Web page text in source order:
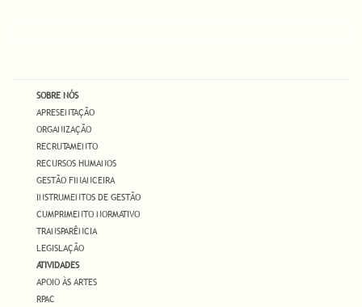
SOBRE NÓS
APRESENTAÇÃO
ORGANIZAÇÃO
RECRUTAMENTO
RECURSOS HUMANOS
GESTÃO FINANCEIRA
INSTRUMENTOS DE GESTÃO
CUMPRIMENTO NORMATIVO
TRANSPARÊNCIA
LEGISLAÇÃO
ATIVIDADES
APOIO ÀS ARTES
RPAC